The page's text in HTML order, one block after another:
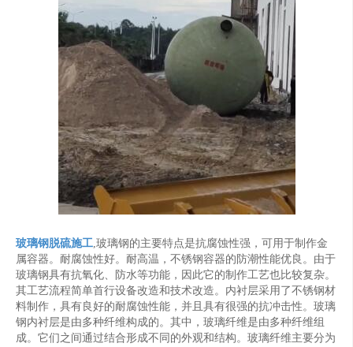
玻璃钢脱硫施工,玻璃钢的主要特点是抗腐蚀性强，可用于制作金
属容器。耐腐蚀性好。耐高温，不锈钢容器的防潮性能优良。由于
玻璃钢具有抗氧化、防水等功能，因此它的制作工艺也比较复杂。
其工艺流程简单首行设备改造和技术改造。内衬层采用了不锈钢材
料制作，具有良好的耐腐蚀性能，并且具有很强的抗冲击性。玻璃
钢内衬层是由多种纤维构成的。其中，玻璃纤维是由多种纤维组
成。它们之间通过结合形成不同的外观和结构。玻璃纤维主要分为